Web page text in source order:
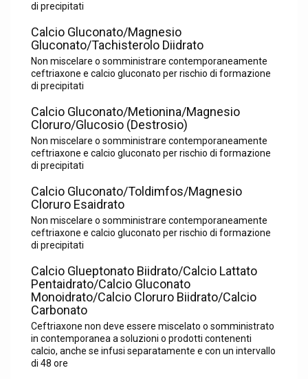
di precipitati
Calcio Gluconato/Magnesio
Gluconato/Tachisterolo Diidrato
Non miscelare o somministrare contemporaneamente
ceftriaxone e calcio gluconato per rischio di formazione
di precipitati
Calcio Gluconato/Metionina/Magnesio
Cloruro/Glucosio (Destrosio)
Non miscelare o somministrare contemporaneamente
ceftriaxone e calcio gluconato per rischio di formazione
di precipitati
Calcio Gluconato/Toldimfos/Magnesio
Cloruro Esaidrato
Non miscelare o somministrare contemporaneamente
ceftriaxone e calcio gluconato per rischio di formazione
di precipitati
Calcio Glueptonato Biidrato/Calcio Lattato
Pentaidrato/Calcio Gluconato
Monoidrato/Calcio Cloruro Biidrato/Calcio
Carbonato
Ceftriaxone non deve essere miscelato o somministrato
in contemporanea a soluzioni o prodotti contenenti
calcio, anche se infusi separatamente e con un intervallo
di 48 ore